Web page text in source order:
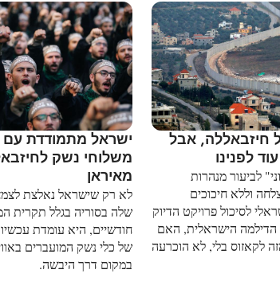
חיזבאללה, אבל
לפנינו
לביעור מנהרות
וללא חיכוכים
לסיכול פרויקט הדיוק
הדילמה הישראלית, האם
לקאזוס בלי, לא הוכרעה
ישראל מתמודדת
משלוחי נשק
מאיראן
לא רק שישראל נאלצת
שלה בסוריה בגלל תקרית
חודשיים, היא עומדת
של כלי נשק המועברים
במקום דרך היבשה.